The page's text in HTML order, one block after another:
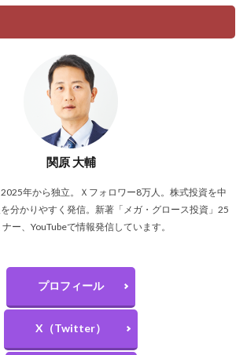
関原 大輔
年から独立。Ｘフォロワー8万人。株式投資を中
分かりやすく発信。新著「メガ・グロース投資」25
ー、YouTubeで情報発信しています。
プロフィール
X（Twitter）